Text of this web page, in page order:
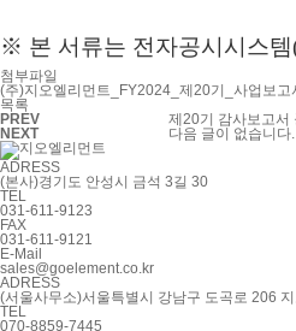
※ 본 서류는 전자공시시스템
첨부파일
(주)지오엘리먼트_FY2024_제20기_사업보고
목록
PREV
제20기 감사보고서
NEXT
다음 글이 없습니다.
ADRESS
(본사)경기도 안성시 금석 3길 30
TEL
031-611-9123
FAX
031-611-9121
E-Mail
sales@goelement.co.kr
ADRESS
(서울사무소)서울특별시 강남구 도곡로 206
TEL
070-8859-7445